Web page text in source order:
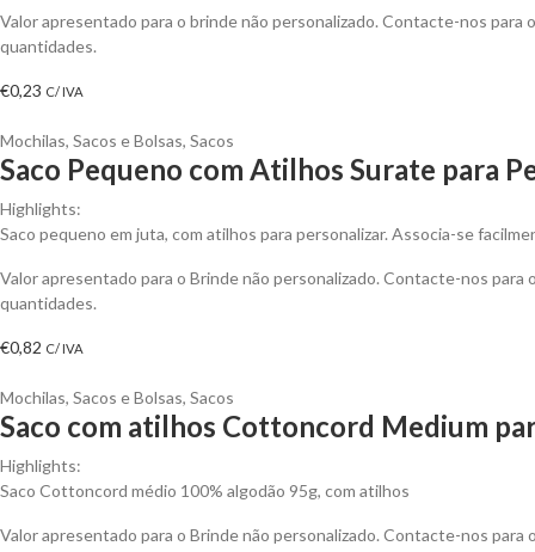
Valor apresentado para o brinde não personalizado. Contacte-nos
quantidades.
€0,23 C/ IVA
Mochilas, Sacos e Bolsas, Sacos
Saco Pequeno com Atilhos Surate para
Highlights:
Saco pequeno em juta, com atilhos para personalizar. Associa-se
Valor apresentado para o Brinde não personalizado. Contacte-nos
quantidades.
€0,82 C/ IVA
Mochilas, Sacos e Bolsas, Sacos
Saco com atilhos Cottoncord Medium
Highlights:
Saco Cottoncord médio 100% algodão 95g, com atilhos
Valor apresentado para o Brinde não personalizado. Contacte-nos